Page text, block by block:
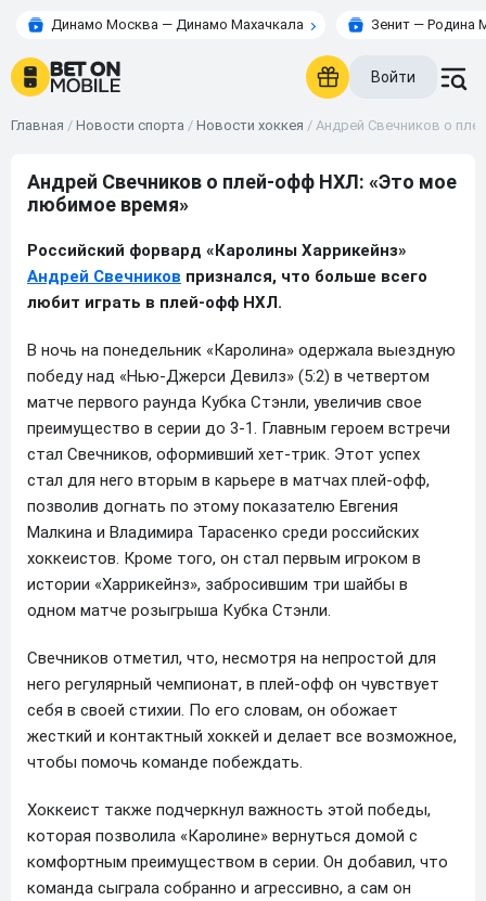
Динамо Москва — Динамо Махачкала Зенит — Родина
Войти
Главная / Новости спорта / Новости хоккея / Андрей Свечников о
Андрей Свечников о плей-офф НХЛ: «Это мое
любимое время»
Российский форвард «Каролины Харрикейнз»
Андрей Свечников признался, что больше всего
любит играть в плей-офф НХЛ.
В ночь на понедельник «Каролина» одержала выездную
победу над «Нью-Джерси Девилз» (5:2) в четвертом
матче первого раунда Кубка Стэнли, увеличив свое
преимущество в серии до 3-1. Главным героем встречи
стал Свечников, оформивший хет-трик. Этот успех
стал для него вторым в карьере в матчах плей-офф,
позволив догнать по этому показателю Евгения
Малкина и Владимира Тарасенко среди российских
хоккеистов. Кроме того, он стал первым игроком в
истории «Харрикейнз», забросившим три шайбы в
одном матче розыгрыша Кубка Стэнли.
Свечников отметил, что, несмотря на непростой для
него регулярный чемпионат, в плей-офф он чувствует
себя в своей стихии. По его словам, он обожает
жесткий и контактный хоккей и делает все возможное,
чтобы помочь команде побеждать.
Хоккеист также подчеркнул важность этой победы,
которая позволила «Каролине» вернуться домой с
комфортным преимуществом в серии. Он добавил, что
команда сыграла собранно и агрессивно, а сам он